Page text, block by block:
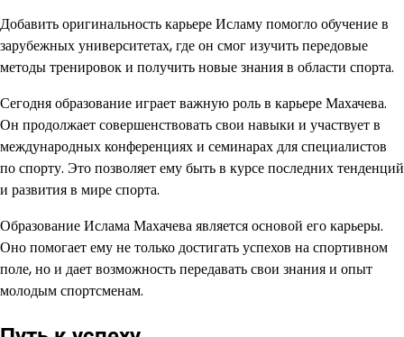
Добавить оригинальность карьере Исламу помогло обучение в
зарубежных университетах, где он смог изучить передовые
методы тренировок и получить новые знания в области спорта.
Сегодня образование играет важную роль в карьере Махачева.
Он продолжает совершенствовать свои навыки и участвует в
международных конференциях и семинарах для специалистов
по спорту. Это позволяет ему быть в курсе последних тенденций
и развития в мире спорта.
Образование Ислама Махачева является основой его карьеры.
Оно помогает ему не только достигать успехов на спортивном
поле, но и дает возможность передавать свои знания и опыт
молодым спортсменам.